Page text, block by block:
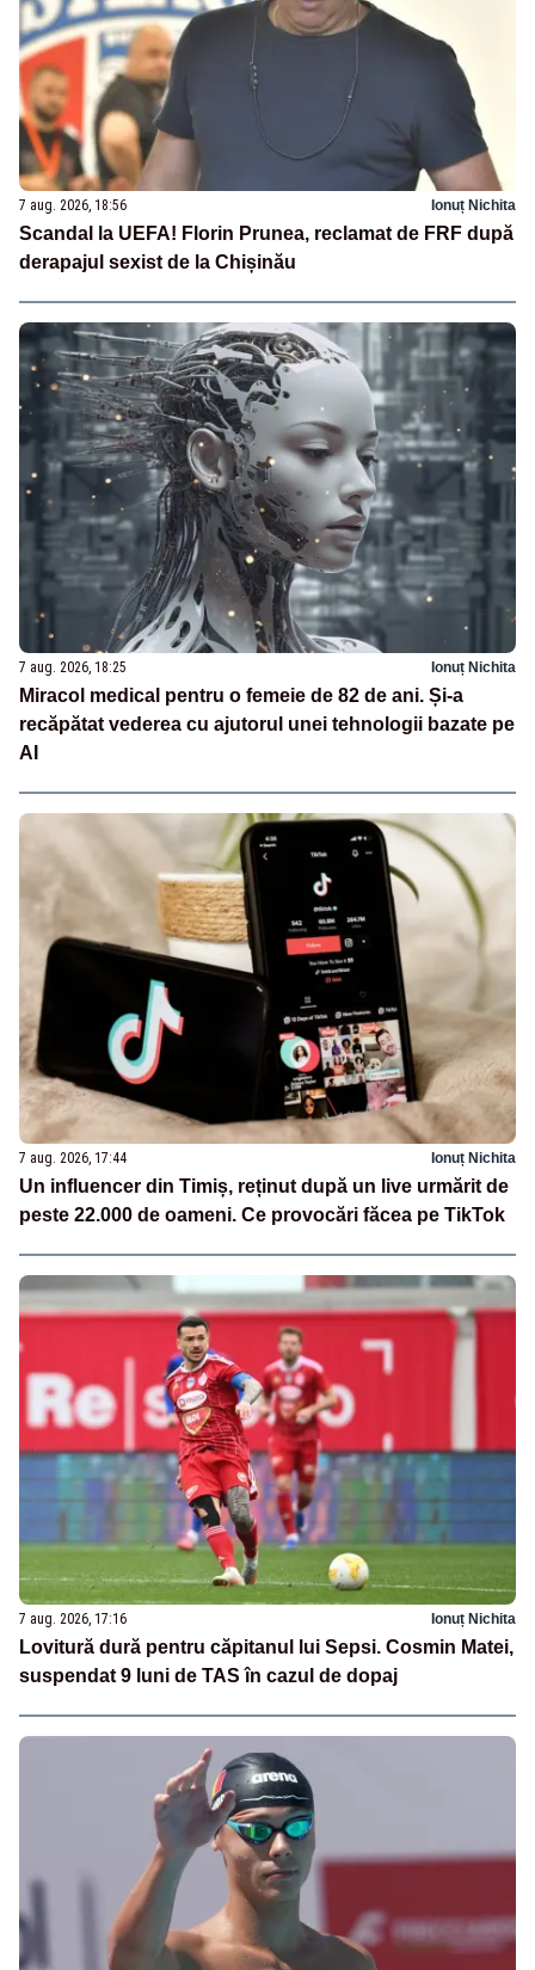
7 aug. 2026, 18:56 Ionuț Nichita
Scandal la UEFA! Florin Prunea, reclamat de FRF după
derapajul sexist de la Chișinău
7 aug. 2026, 18:25 Ionuț Nichita
Miracol medical pentru o femeie de 82 de ani. Și-a
recăpătat vederea cu ajutorul unei tehnologii bazate pe
AI
7 aug. 2026, 17:44 Ionuț Nichita
Un influencer din Timiș, reținut după un live urmărit de
peste 22.000 de oameni. Ce provocări făcea pe TikTok
7 aug. 2026, 17:16 Ionuț Nichita
Lovitură dură pentru căpitanul lui Sepsi. Cosmin Matei,
suspendat 9 luni de TAS în cazul de dopaj